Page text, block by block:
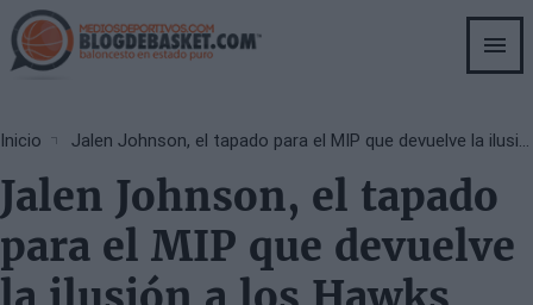
Skip
to
main
Breadcrumb
Inicio Jalen Johnson, el tapado para el MIP que devuelve la ilusión a los Hawks
Jalen Johnson, el tapado
para el MIP que devuelve